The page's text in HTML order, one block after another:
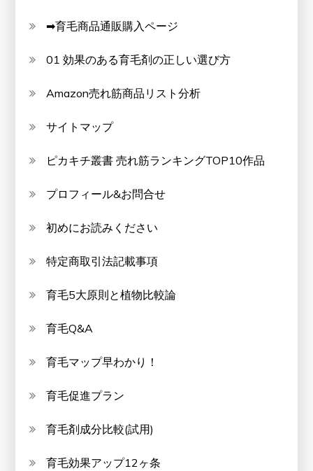
➡育毛商品通販購入ページ
01 効果のある育毛剤の正しい選び方
Amazon売れ筋商品リスト分析
サイトマップ
ピカキチ叢書 売れ筋ランキングTOP10作品
プロフィール&お問合せ
初めにお読みください
特定商取引法記載事項
育毛5大原則と植物比較論
育毛Q&A
育毛マップ早わかり！
育毛促進プラン
育毛剤成分比較(試用)
育毛効果アップ12ヶ条